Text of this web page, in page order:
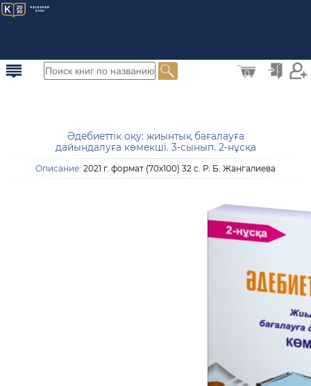
0
Әдебиеттік оқу: жиынтық бағалауға
дайындалуға көмекші. 3-сынып. 2-нұсқа
Описание: 2021 г. формат (70х100) 32 с. Р. Б. Жангалиева